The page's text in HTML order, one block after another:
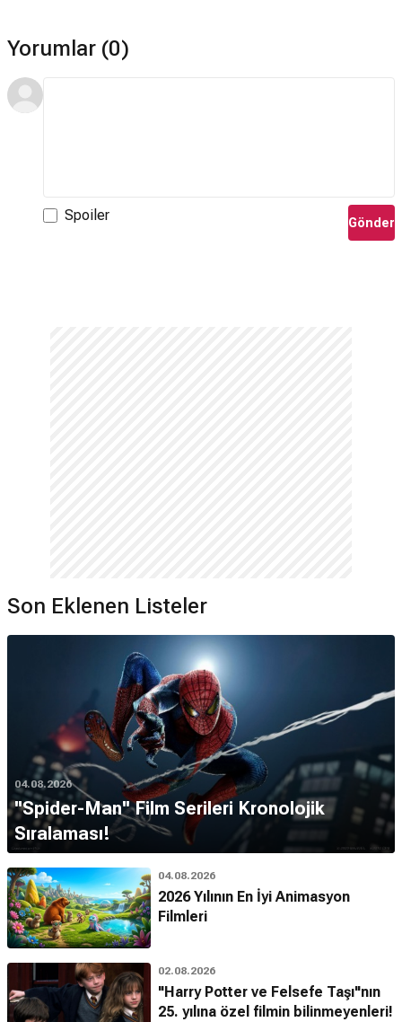
Yorumlar (0)
Spoiler Gönder
Son Eklenen Listeler
04.08.2026
''Spider-Man'' Film Serileri Kronolojik
Sıralaması!
04.08.2026
2026 Yılının En İyi Animasyon
Filmleri
02.08.2026
"Harry Potter ve Felsefe Taşı"nın
25. yılına özel filmin bilinmeyenleri!